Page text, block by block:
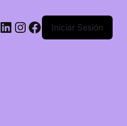
LinkedIn
Instagram
Facebook
Iniciar Sesión